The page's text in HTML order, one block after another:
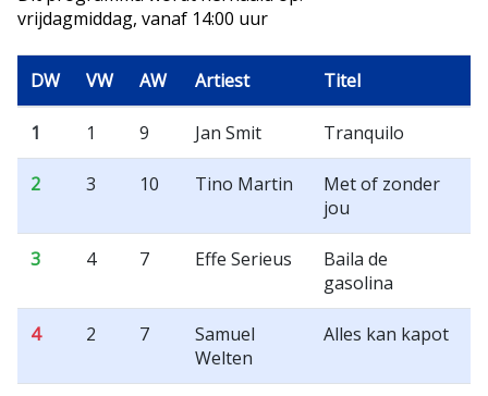
vrijdagmiddag, vanaf 14:00 uur
DW VW AW Artiest Titel
1 1 9 Jan Smit Tranquilo
2 3 10 Tino Martin
Met of zonder
jou
3 4 7 Effe Serieus
Baila de
gasolina
4 2 7
Samuel
Welten
Alles kan kapot